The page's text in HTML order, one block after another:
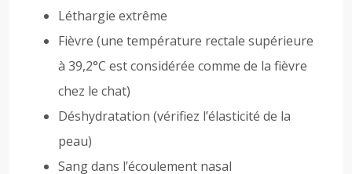
Léthargie extrême
Fièvre (une température rectale supérieure
à 39,2°C est considérée comme de la fièvre
chez le chat)
Déshydratation (vérifiez l’élasticité de la
peau)
Sang dans l’écoulement nasal